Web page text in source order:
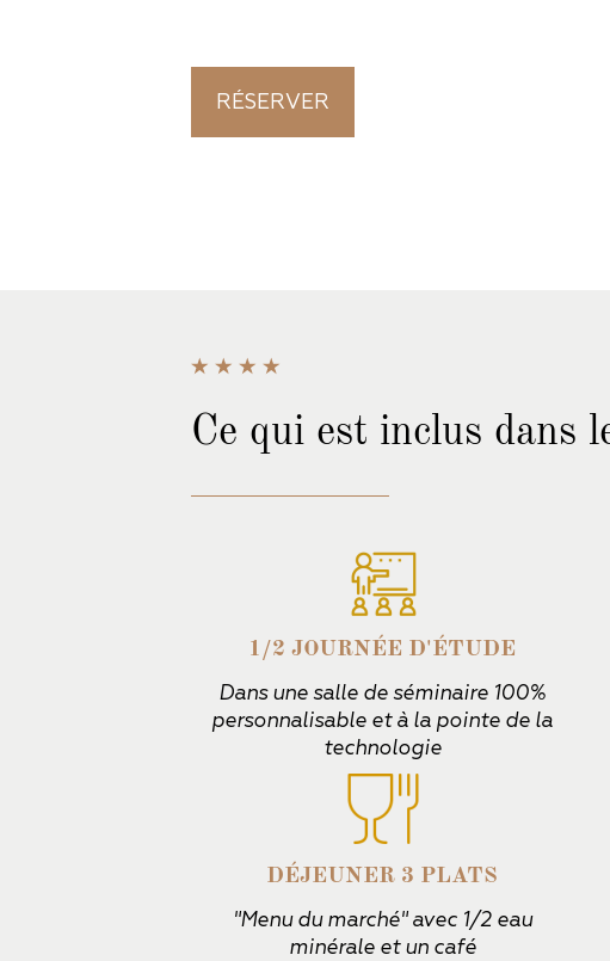
RÉSERVER
Ce qui est inclus dans
1/2 JOURNÉE D'ÉTUDE
Dans une salle de séminaire 100%
personnalisable et à la pointe de la
technologie
DÉJEUNER 3 PLATS
"Menu du marché" avec 1/2 eau
minérale et un café